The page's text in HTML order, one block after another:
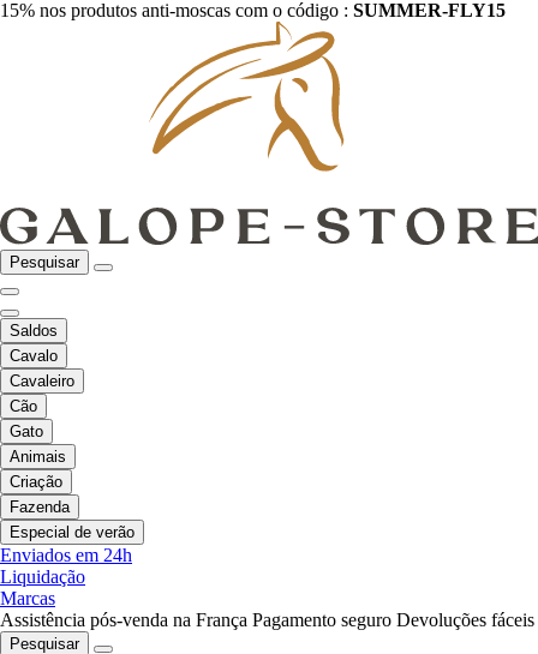
15% nos produtos anti-moscas com o código : SUMMER-FLY15
Pesquisar
Saldos
Cavalo
Cavaleiro
Cão
Gato
Animais
Criação
Fazenda
Especial de verão
Enviados em 24h
Liquidação
Marcas
Assistência pós-venda na França Pagamento seguro Devoluções fáceis
Pesquisar